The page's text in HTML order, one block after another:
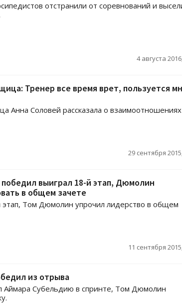
отстранили от соревнований и
4 августа
Тренер все время врет, пользуется
Анна Соловей рассказала о
29 сентября
победил выиграл 18-й этап, Дюмолин
в общем зачете
этап, Том Дюмолин упрочил лидерство в общем
11 сентября
из отрыва
Аймара Субельдию в спринте, Том Дюмолин